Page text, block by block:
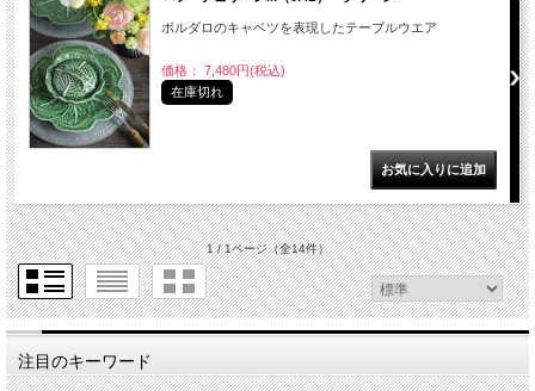
ボルダロのキャベツを表現したテーブルウエア
価格： 7,480円(税込)
在庫切れ
1 / 1ページ（全14件）
注目のキーワード